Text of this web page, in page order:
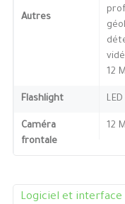
Autres
12
Flashlight
Caméra
frontale
12
Logiciel et